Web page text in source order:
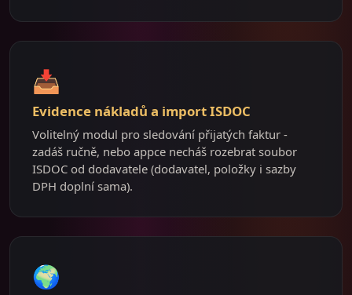
📥
Evidence nákladů a import ISDOC
Volitelný modul pro sledování přijatých faktur -
zadáš ručně, nebo appce necháš rozebrat soubor
ISDOC od dodavatele (dodavatel, položky i sazby
DPH doplní sama).
🌍